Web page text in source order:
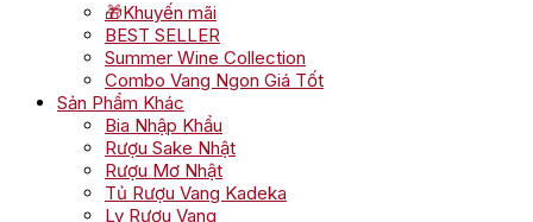
🎁Khuyến mãi
BEST SELLER
Summer Wine Collection
Combo Vang Ngon Giá Tốt
Sản Phẩm Khác
Bia Nhập Khẩu
Rượu Sake Nhật
Rượu Mơ Nhật
Tủ Rượu Vang Kadeka
Ly Rượu Vang